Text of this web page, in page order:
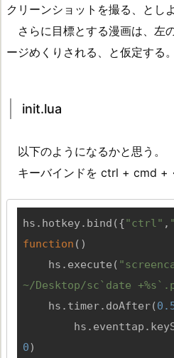
クリーンショットを撮る、としよ
さらに目標とする漫画は、左
ージめくりされる、と仮定する。
init.lua
以下のようになるかと思う。
キーバインドを ctrl + cmd +
hs.hotkey.bind({"ctrl" ,
function ()
hs . execute (
~/Desktop/sc`date
hs . timer. doAfter(
0)